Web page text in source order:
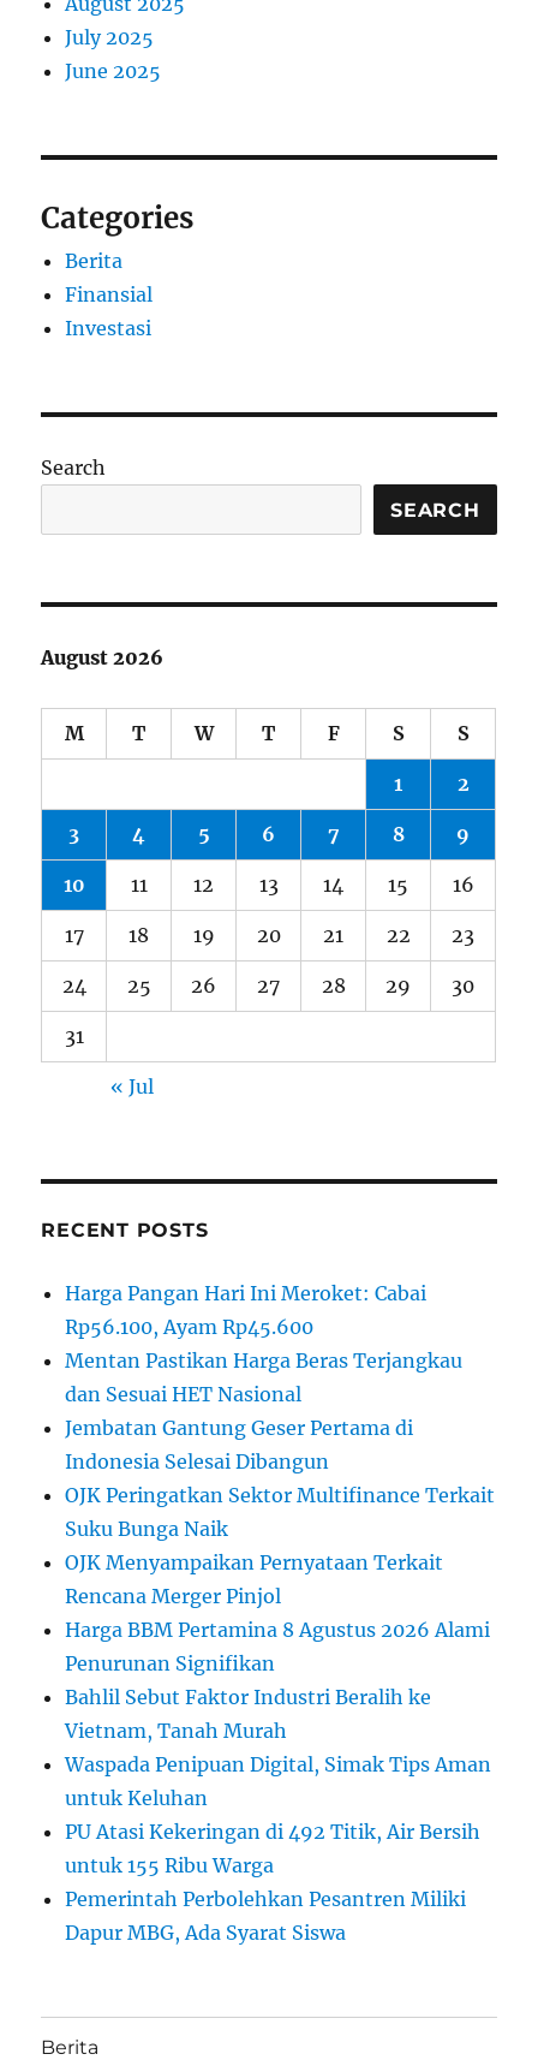
July 2025
June 2025
Categories
Berita
Finansial
Investasi
Search
SEARCH
August 2026
M T W T F S S
1 2
3 4 5 6 7 8 9
10 11 12 13 14 15 16
17 18 19 20 21 22 23
24 25 26 27 28 29 30
31
« Jul
RECENT POSTS
Harga Pangan Hari Ini Meroket: Cabai
Rp56.100, Ayam Rp45.600
Mentan Pastikan Harga Beras Terjangkau
dan Sesuai HET Nasional
Jembatan Gantung Geser Pertama di
Indonesia Selesai Dibangun
OJK Peringatkan Sektor Multifinance Terkait
Suku Bunga Naik
OJK Menyampaikan Pernyataan Terkait
Rencana Merger Pinjol
Harga BBM Pertamina 8 Agustus 2026 Alami
Penurunan Signifikan
Bahlil Sebut Faktor Industri Beralih ke
Vietnam, Tanah Murah
Waspada Penipuan Digital, Simak Tips Aman
untuk Keluhan
PU Atasi Kekeringan di 492 Titik, Air Bersih
untuk 155 Ribu Warga
Pemerintah Perbolehkan Pesantren Miliki
Dapur MBG, Ada Syarat Siswa
Berita